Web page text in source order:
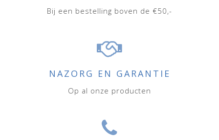
Bij een bestelling boven de €50,-
NAZORG EN GARANTIE
Op al onze producten